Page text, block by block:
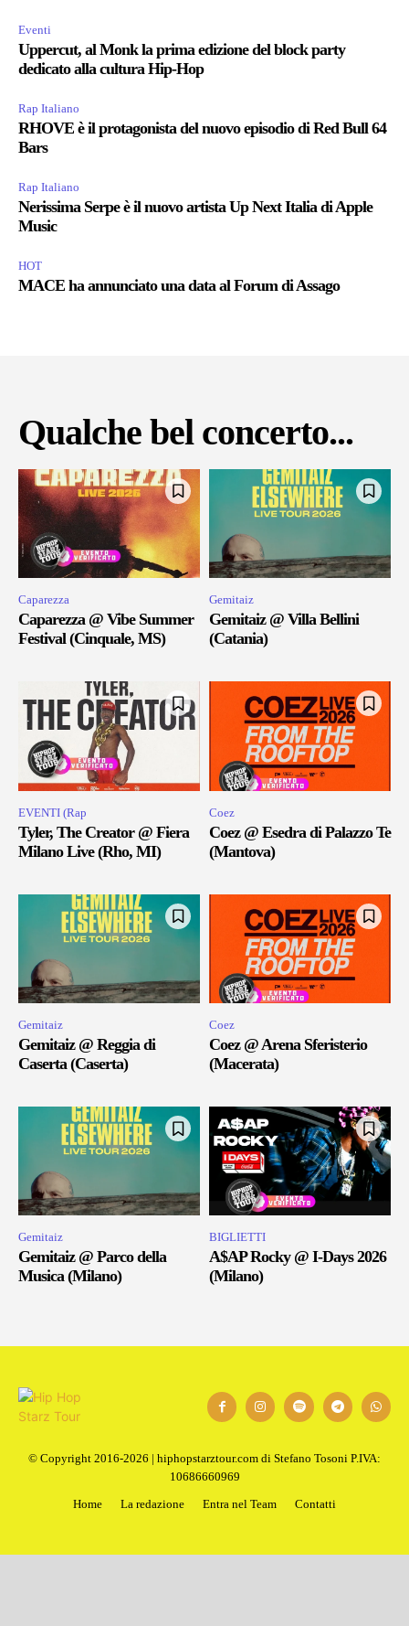
Eventi
Uppercut, al Monk la prima edizione del block party
dedicato alla cultura Hip-Hop
Rap Italiano
RHOVE è il protagonista del nuovo episodio di Red Bull 64
Bars
Rap Italiano
Nerissima Serpe è il nuovo artista Up Next Italia di Apple
Music
HOT
MACE ha annunciato una data al Forum di Assago
Qualche bel concerto...
Caparezza
Caparezza @ Vibe Summer
Festival (Cinquale, MS)
Gemitaiz
Gemitaiz @ Villa Bellini
(Catania)
EVENTI (Rap
Tyler, The Creator @ Fiera
Milano Live (Rho, MI)
Coez
Coez @ Esedra di Palazzo Te
(Mantova)
Gemitaiz
Gemitaiz @ Reggia di
Caserta (Caserta)
Coez
Coez @ Arena Sferisterio
(Macerata)
Gemitaiz
Gemitaiz @ Parco della
Musica (Milano)
BIGLIETTI
A$AP Rocky @ I-Days 2026
(Milano)
© Copyright 2016-2026 | hiphopstarztour.com di Stefano Tosoni P.IVA:
10686660969
Home
La redazione Entra nel Team Contatti